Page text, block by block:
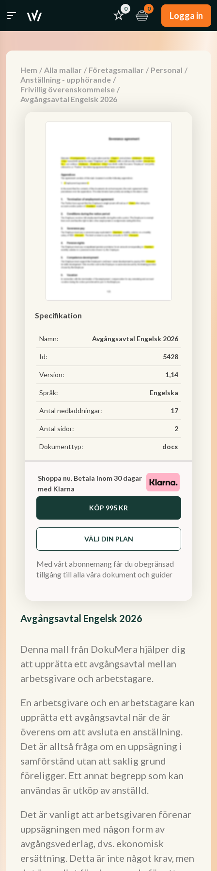
0 0
Logga in
Hem / Alla mallar / Företagsmallar / Personal /
Anställning - upphörande /
Frivillig överenskommelse /
Avgångsavtal Engelsk 2026
Avgångsavtal Engelsk 2026
Denna mall från DokuMera hjälper dig
att upprätta ett avgångsavtal mellan
arbetsgivare och arbetstagare.
En arbetsgivare och en arbetstagare kan
upprätta ett avgångsavtal när de är
överens om att avsluta en anställning.
Det är alltså fråga om en uppsägning i
samförstånd utan att saklig grund
föreligger. Ett annat begrepp som kan
användas är utköp av anställd.
Det är vanligt att arbetsgivaren förenar
uppsägningen med någon form av
avgångsvederlag, dvs. ekonomisk
ersättning. Detta är inte något krav, men
Specifikation
Namn: Avgångsavtal Engelsk 2026
Id: 5428
Version: 1,14
Språk: Engelska
Antal nedladdningar: 17
Antal sidor: 2
Dokumenttyp: docx
Shoppa nu. Betala inom 30 dagar
med Klarna
KÖP 995 KR
VÄLJ DIN PLAN
Med vårt abonnemang får du obegränsad
tillgång till alla våra dokument och guider